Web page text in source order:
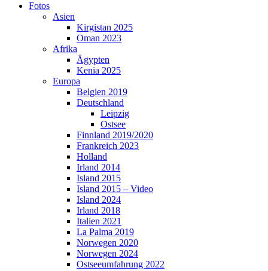
Fotos
Asien
Kirgistan 2025
Oman 2023
Afrika
Ägypten
Kenia 2025
Europa
Belgien 2019
Deutschland
Leipzig
Ostsee
Finnland 2019/2020
Frankreich 2023
Holland
Irland 2014
Island 2015
Island 2015 – Video
Island 2024
Irland 2018
Italien 2021
La Palma 2019
Norwegen 2020
Norwegen 2024
Ostseeumfahrung 2022